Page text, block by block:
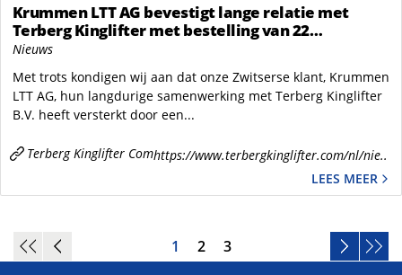
Krummen LTT AG bevestigt lange relatie met
Terberg Kinglifter met bestelling van 22
meeneemheftrucks
Nieuws
Met trots kondigen wij aan dat onze Zwitserse klant, Krummen
LTT AG, hun langdurige samenwerking met Terberg Kinglifter
B.V. heeft versterkt door een...
Terberg Kinglifter Comhttps://www.terbergkinglifter.com/nl/nie..
LEES MEER
1 2 3